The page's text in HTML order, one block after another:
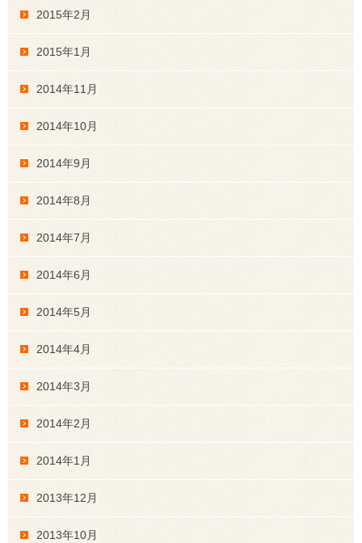
2015年2月
2015年1月
2014年11月
2014年10月
2014年9月
2014年8月
2014年7月
2014年6月
2014年5月
2014年4月
2014年3月
2014年2月
2014年1月
2013年12月
2013年10月